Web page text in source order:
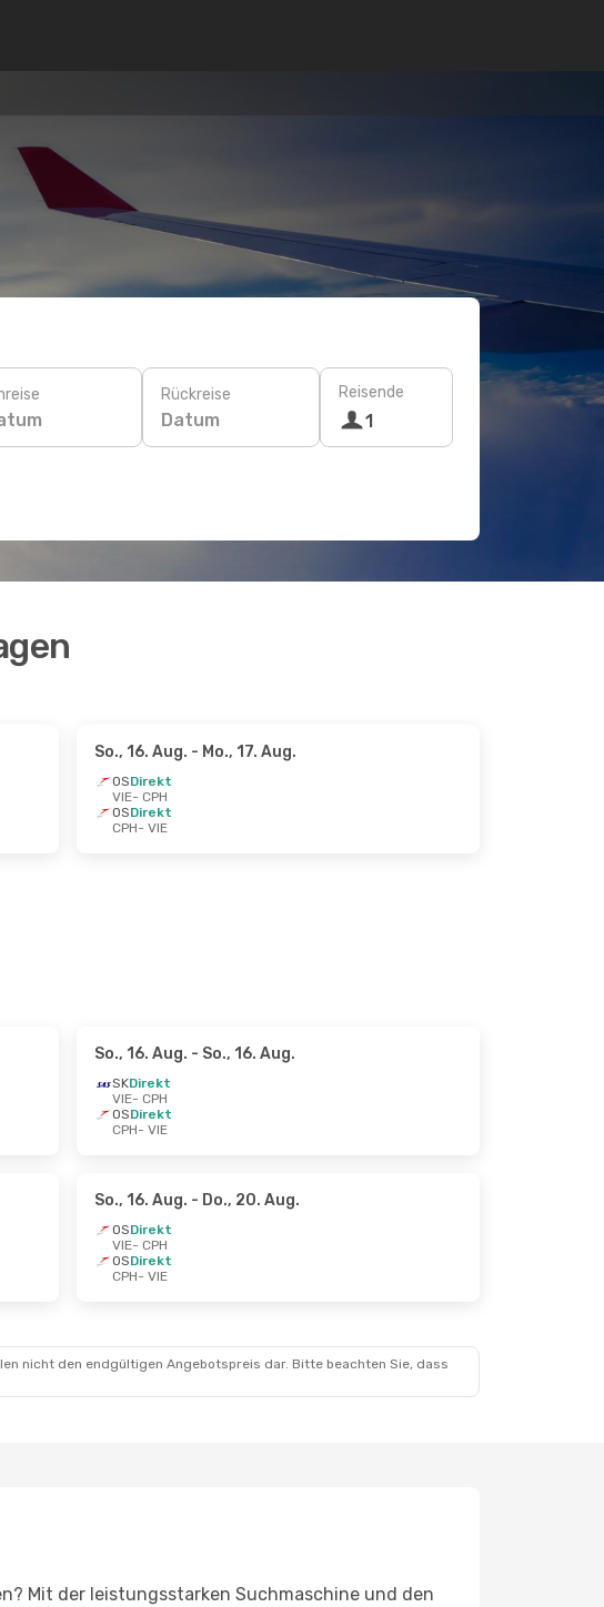
Rückreise
Datum
Reisende
1
So., 16. Aug. - Mo., 17. Aug.
OSDirekt
VIE- CPH
OSDirekt
CPH- VIE
So., 16. Aug. - So., 16. Aug.
SKDirekt
VIE- CPH
OSDirekt
CPH- VIE
So., 16. Aug. - Do., 20. Aug.
OSDirekt
VIE- CPH
OSDirekt
CPH- VIE
nicht den endgültigen Angebotspreis dar. Bitte beachten Sie, dass
Mit der leistungsstarken Suchmaschine und den